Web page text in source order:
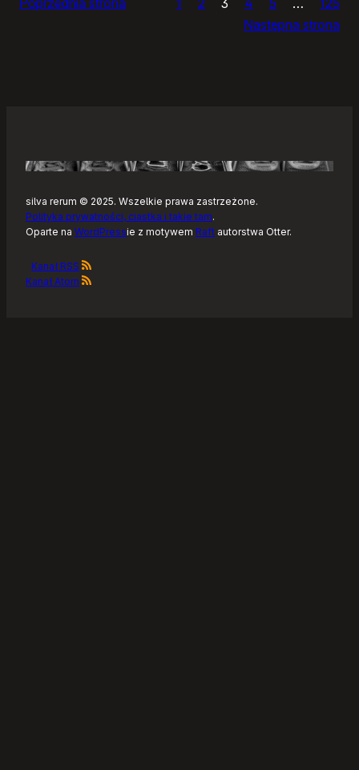
Następna strona
silva rerum © 2025. Wszelkie prawa zastrzeżone.
Polityka prywatności, ciastka i takie tam.
Oparte na WordPressie z motywem Raft autorstwa Otter.
Kanał RSS
Kanał Atom